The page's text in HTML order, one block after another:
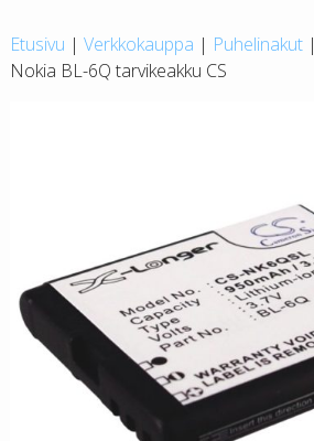
Etusivu | Verkkokauppa | Puhelinakut|
Nokia BL-6Q tarvikeakku CS